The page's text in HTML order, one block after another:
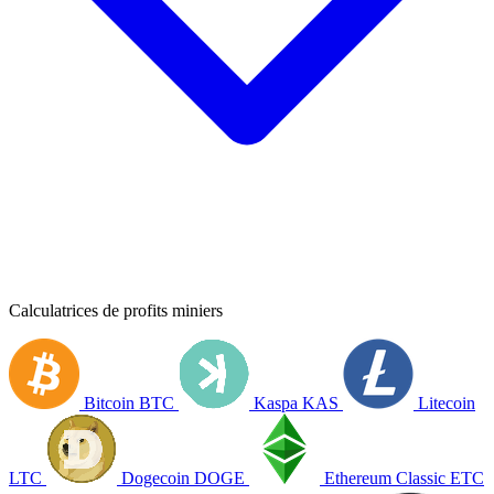
Calculatrices de profits miniers
Bitcoin BTC Kaspa KAS Litecoin
LTC Dogecoin DOGE Ethereum Classic ETC